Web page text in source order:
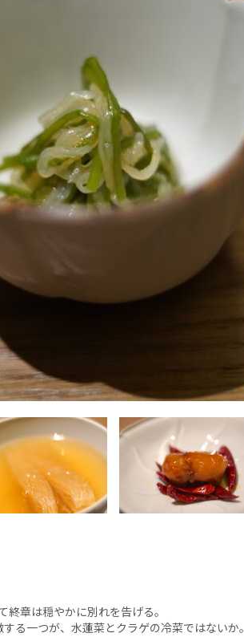
章は穏やかに別れを告げる。
る一つが、水蓮菜とクラゲの冷菜ではないか。